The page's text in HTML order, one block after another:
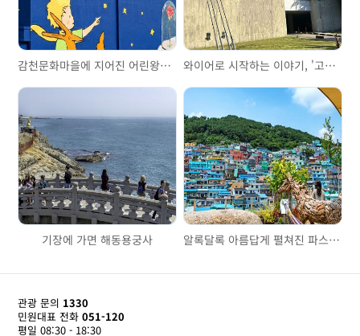
감천문화마을에 지어진 어린왕자의 집, 리틀 프린스 하우스 와이어로 시작하는 이야기, '고려제강기념관'을 걷다
기장에 가면 해동용궁사 알록달록 아름답게 펼쳐진 파스텔톤, 감천문화마을
관광 문의 1330
민원대표 전화 051-120
평일 08:30 - 18:30